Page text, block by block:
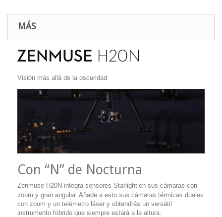
MÁS
Visión más allá de la oscuridad
Con “N” de Nocturna
Zenmuse H20N integra sensores Starlight en sus cámaras con
zoom y gran angular. Añade a esto sus cámaras térmicas duales
con zoom y un telémetro láser y obtendrás un versátil
instrumento híbrido que siempre estará a la altura.